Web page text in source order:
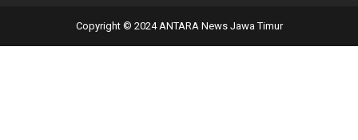
Copyright © 2024 ANTARA News Jawa Timur